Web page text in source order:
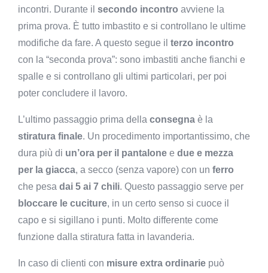
incontri. Durante il secondo incontro avviene la
prima prova. È tutto imbastito e si controllano le ultime
modifiche da fare. A questo segue il terzo incontro
con la “seconda prova”: sono imbastiti anche fianchi e
spalle e si controllano gli ultimi particolari, per poi
poter concludere il lavoro.
L’ultimo passaggio prima della consegna è la
stiratura finale. Un procedimento importantissimo, che
dura più di un’ora per il pantalone e due e mezza
per la giacca, a secco (senza vapore) con un ferro
che pesa dai 5 ai 7 chili. Questo passaggio serve per
bloccare le cuciture, in un certo senso si cuoce il
capo e si sigillano i punti. Molto differente come
funzione dalla stiratura fatta in lavanderia.
In caso di clienti con misure extra ordinarie può